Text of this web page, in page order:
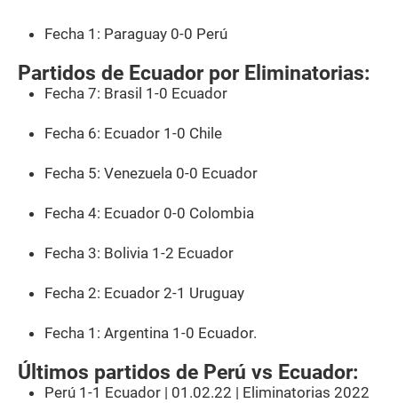
Fecha 1: Paraguay 0-0 Perú
Partidos de Ecuador por Eliminatorias:
Fecha 7: Brasil 1-0 Ecuador
Fecha 6: Ecuador 1-0 Chile
Fecha 5: Venezuela 0-0 Ecuador
Fecha 4: Ecuador 0-0 Colombia
Fecha 3: Bolivia 1-2 Ecuador
Fecha 2: Ecuador 2-1 Uruguay
Fecha 1: Argentina 1-0 Ecuador.
Últimos partidos de Perú vs Ecuador:
Perú 1-1 Ecuador | 01.02.22 | Eliminatorias 2022